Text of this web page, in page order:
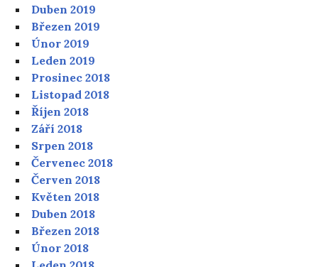
Duben 2019
Březen 2019
Únor 2019
Leden 2019
Prosinec 2018
Listopad 2018
Říjen 2018
Září 2018
Srpen 2018
Červenec 2018
Červen 2018
Květen 2018
Duben 2018
Březen 2018
Únor 2018